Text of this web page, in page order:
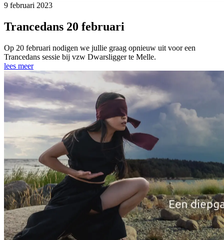
9 februari 2023
Trancedans 20 februari
Op 20 februari nodigen we jullie graag opnieuw uit voor een
Trancedans sessie bij vzw Dwarsligger te Melle.
lees meer